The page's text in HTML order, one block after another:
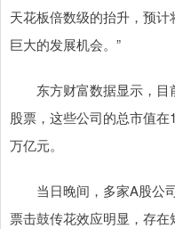
天花板倍数级的抬升，预
巨大的发展机会。”
东方财富数据显示，目
股票，这些公司的总市值
万亿元。
当日晚间，多家A股公司
票击鼓传花效应明显，存